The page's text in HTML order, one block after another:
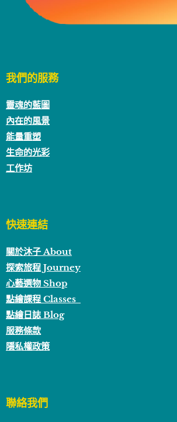
我們的服務
靈魂的藍圖
內在的風景
能量重塑
生命的光彩
工作坊
快速連結
關於沐子 About
探索旅程 Journey
心藝選物 Shop
點繪課程 Classes
點繪日誌 Blog
服務條款
隱私權政策
聯絡我們